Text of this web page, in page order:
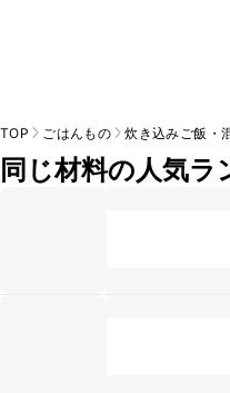
TOP ごはんもの 炊き込みご飯・
同じ材料の人気ラ